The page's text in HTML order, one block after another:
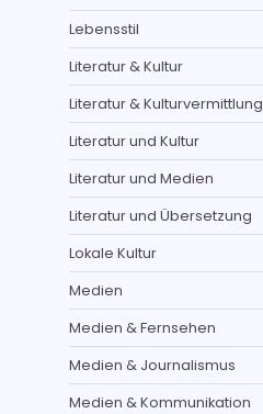
Lebensstil
Literatur & Kultur
Literatur & Kulturvermittlung
Literatur und Kultur
Literatur und Medien
Literatur und Übersetzung
Lokale Kultur
Medien
Medien & Fernsehen
Medien & Journalismus
Medien & Kommunikation